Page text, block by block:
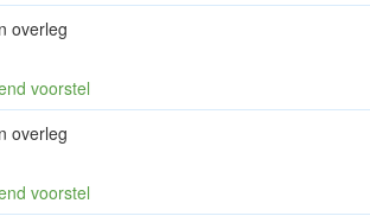
overleg
voorstel
overleg
voorstel